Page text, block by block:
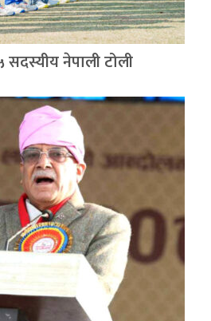
नेपाली टोली